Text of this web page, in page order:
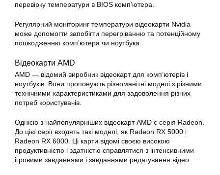
перевірку температури в BIOS комп’ютера.
Регулярний моніторинг температури відеокарти Nvidia
може допомогти запобігти перегріванню та потенційному
пошкодженню комп’ютера чи ноутбука.
Відеокарти AMD
AMD — відомий виробник відеокарт для комп’ютерів і
ноутбуків. Вони пропонують різноманітні моделі з різними
технічними характеристиками для задоволення різних
потреб користувачів.
Однією з найпопулярніших відеокарт AMD є серія Radeon.
До цієї серії входять такі моделі, як Radeon RX 5000 і
Radeon RX 6000. Ці карти відомі своєю високою
продуктивністю і здатністю справлятися з інтенсивними
ігровими завданнями і завданнями редагування відео.